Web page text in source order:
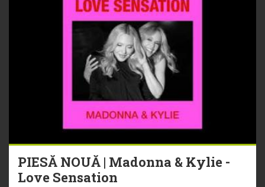
PIESĂ NOUĂ | Madonna & Kylie -
Love Sensation